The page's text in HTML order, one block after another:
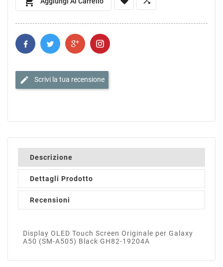
edit Scrivi la tua recensione
Descrizione
Dettagli Prodotto
Recensioni
Display OLED Touch Screen Originale per Galaxy
A50 (SM-A505) Black GH82-19204A